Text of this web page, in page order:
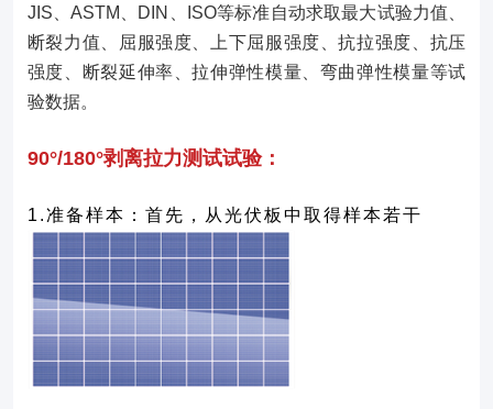
JIS、ASTM、DIN、ISO等标准自动求取最大试验力值、
断裂力值、屈服强度、上下屈服强度、抗拉强度、抗压
强度、断裂延伸率、拉伸弹性模量、弯曲弹性模量等试
验数据。
90°/180°剥离拉力测试试验：
1.准备样本：首先，从光伏板中取得样本若干